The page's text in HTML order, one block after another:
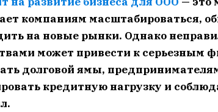
компаниям масштабироваться,
на новые рынки. Однако
может привести к серьезным
долговой ямы,
кредитную нагрузку и